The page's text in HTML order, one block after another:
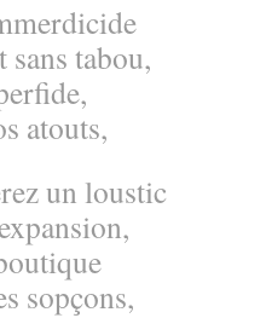
sans tabou,
atouts,
un loustic
sopçons,